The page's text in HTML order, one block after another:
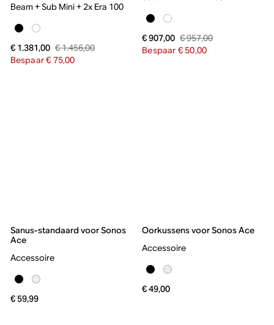
Beam + Sub Mini + 2x Era 100
€ 1.381,00 € 1.456,00
Bespaar € 75,00
€ 907,00 € 957,00
Bespaar € 50,00
Sanus-standaard voor Sonos
Ace
Accessoire
€ 59,99
Oorkussens voor Sonos Ace
Accessoire
€ 49,00